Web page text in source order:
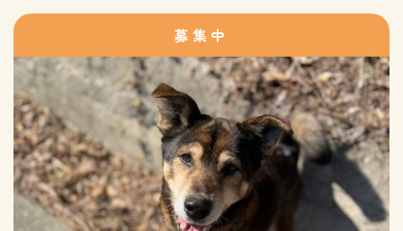
募集中